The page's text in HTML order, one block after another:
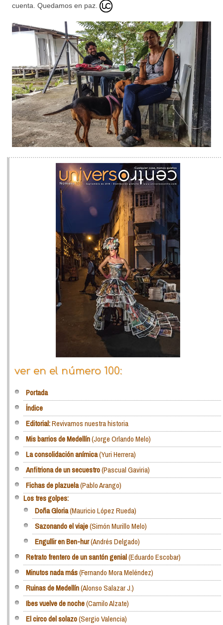
cuenta. Quedamos en paz.
ver en el número 100:
Portada
Índice
Editorial:Revivamos nuestra historia
Mis barrios de Medellín(Jorge Orlando Melo)
La consolidación anímica(Yuri Herrera)
Anfitriona de un secuestro(Pascual Gaviria)
Fichas de plazuela(Pablo Arango)
Los tres golpes:
Doña Gloria(Mauricio López Rueda)
Sazonando el viaje(Simón Murillo Melo)
Engullir en Ben-hur(Andrés Delgado)
Retrato frentero de un santón genial(Eduardo Escobar)
Minutos nada más(Fernando Mora Meléndez)
Ruinas de Medellín(Alonso Salazar J.)
Ibes vuelve de noche(Camilo Alzate)
El circo del solazo(Sergio Valencia)